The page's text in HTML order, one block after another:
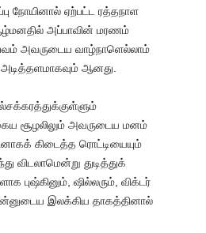
நோயினால் ஏற்பட்ட ரத்தநாள
அப்பாவின் மரணம்
அவருடைய வாழ்நாளெல்லாம்
ஆனது.
சூழலிலும் அவருடைய மனம்
கிடைத்த ரொட்டியையும்
துடித்துக்
புஷ்கினும், ஷில்லரும், விக்டர்
இலக்கிய தாகத்தினால்